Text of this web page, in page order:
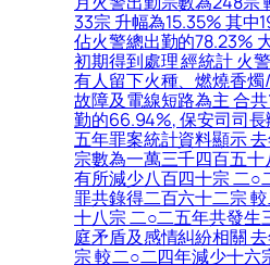
33宗 升幅為15.35% 其中
佔火警總出勤的78.23%
初期得到處理 經統計 火
有人留下火種、燃燒香
故障及電線短路為主 合
勤的66.94%, 保安司司
五年罪案統計資料顯示
宗數為一萬三千四百五
有所減少八百四十宗 二○
罪共錄得二百六十二宗
十八宗 二○二五年共發生
庭矛盾及感情糾紛相關
宗 較二○二四年減少十六